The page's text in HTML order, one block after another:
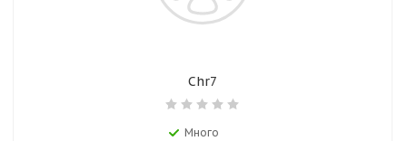
Chr7
Много